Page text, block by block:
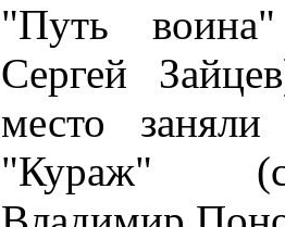
"Путь
Сергей
место
"Кураж"